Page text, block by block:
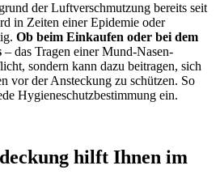
der Luftverschmutzung bereits seit
in Zeiten einer Epidemie oder
Ob beim Einkaufen oder bei dem
– das Tragen einer Mund-Nasen-
sondern kann dazu beitragen, sich
vor der Ansteckung zu schützen. So
Hygieneschutzbestimmung ein.
hilft Ihnen im